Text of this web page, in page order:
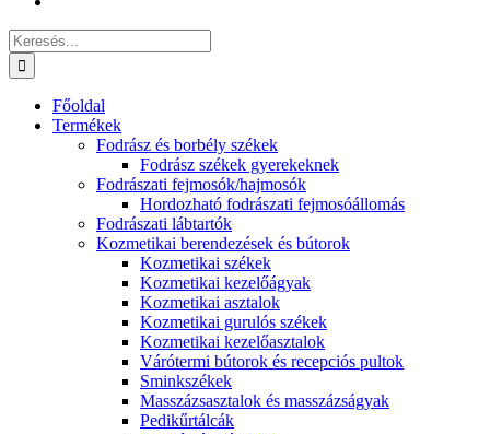
Keresés...
Főoldal
Termékek
Fodrász és borbély székek
Fodrász székek gyerekeknek
Fodrászati fejmosók/hajmosók
Hordozható fodrászati fejmosóállomás
Fodrászati lábtartók
Kozmetikai berendezések és bútorok
Kozmetikai székek
Kozmetikai kezelőágyak
Kozmetikai asztalok
Kozmetikai gurulós székek
Kozmetikai kezelőasztalok
Várótermi bútorok és recepciós pultok
Sminkszékek
Masszázsasztalok és masszázságyak
Pedikűrtálcák